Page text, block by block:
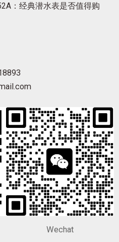
：经典潜水表是否值得购
Wechat